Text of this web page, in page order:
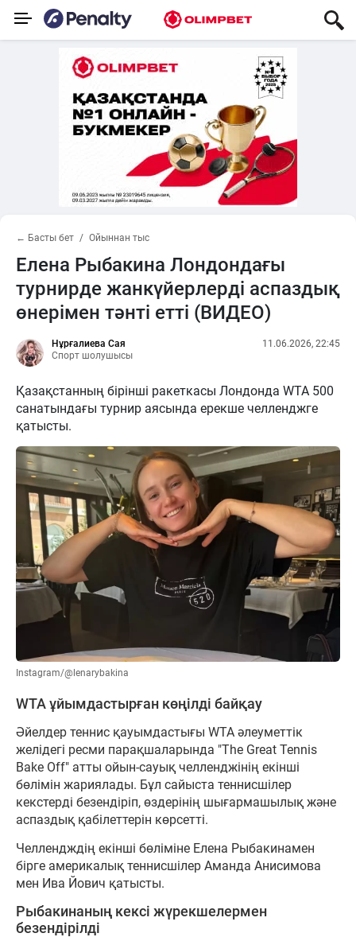
← Басты бет Ойыннан тыс
Елена Рыбакина Лондондағы
турнирде жанкүйерлерді аспаздық
өнерімен тәнті етті (ВИДЕО)
Нұрғалиева Сая
Спорт шолушысы
11.06.2026, 22:45
Қазақстанның бірінші ракеткасы Лондонда WTA 500
санатындағы турнир аясында ерекше челленджге
қатысты.
Instagram/@lenarybakina
WTA ұйымдастырған көңілді байқау
Әйелдер теннис қауымдастығы WTA әлеуметтік
желідегі ресми парақшаларында "The Great Tennis
Bake Off" атты ойын-сауық челленджінің екінші
бөлімін жариялады. Бұл сайыста теннисшілер
кекстерді безендіріп, өздерінің шығармашылық және
аспаздық қабілеттерін көрсетті.
Челлендждің екінші бөліміне Елена Рыбакинамен
бірге америкалық теннисшілер Аманда Анисимова
мен Ива Йович қатысты.
Рыбакинаның кексі жүрекшелермен
безендірілді